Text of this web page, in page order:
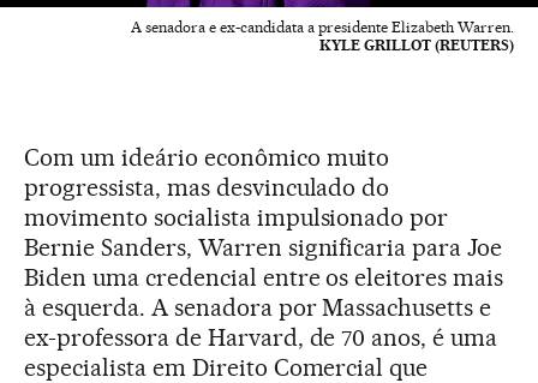
A senadora e ex-candidata a presidente Elizabeth Warren.
KYLE GRILLOT (REUTERS)
Com um ideário econômico muito
progressista, mas desvinculado do
movimento socialista impulsionado por
Bernie Sanders, Warren significaria para Joe
Biden uma credencial entre os eleitores mais
à esquerda. A senadora por Massachusetts e
ex-professora de Harvard, de 70 anos, é uma
especialista em Direito Comercial que